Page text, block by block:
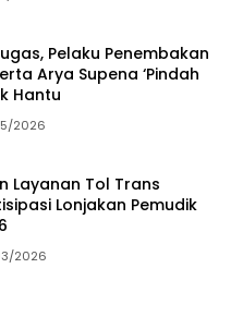
Pelaku Penembakan
Arya Supena ‘Pindah
Hantu
2026
Layanan Tol Trans
Lonjakan Pemudik
2026